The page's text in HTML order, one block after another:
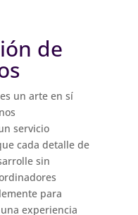
de
un arte en sí
servicio
cada detalle de
sin
para
experiencia